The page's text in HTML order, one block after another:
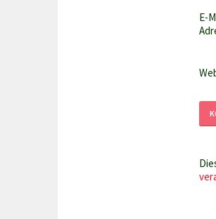
E-